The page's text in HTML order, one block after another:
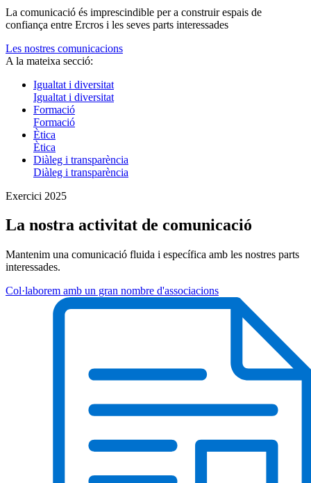
La comunicació és imprescindible per a construir espais de
confiança entre Ercros i les seves parts interessades
Les nostres comunicacions
A la mateixa secció:
Igualtat i diversitat
Igualtat i diversitat
Formació
Formació
Ètica
Ètica
Diàleg i transparència
Diàleg i transparència
Exercici 2025
La nostra activitat de comunicació
Mantenim una comunicació fluida i específica amb les nostres parts
interessades.
Col·laborem amb un gran nombre d'associacions